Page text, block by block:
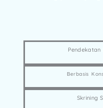
Berbasis
Skrining